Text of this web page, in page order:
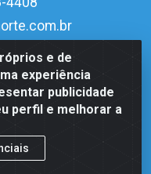
e de
experiência
publicidade
perfil e melhorar a
Mário Câmara, 1815 -
59054-600 - CNPJ
51